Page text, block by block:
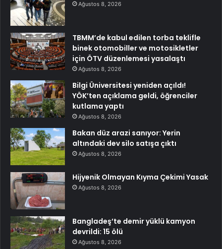
Ağustos 8, 2026
TBMM’de kabul edilen torba teklifle
binek otomobiller ve motosikletler
için ÖTV düzenlemesi yasalaştı
Ağustos 8, 2026
Bilgi Üniversitesi yeniden açıldı!
YÖK’ten açıklama geldi, öğrenciler
kutlama yaptı
Ağustos 8, 2026
Bakan düz arazi sanıyor: Yerin
altındaki dev silo satışa çıktı
Ağustos 8, 2026
Hijyenik Olmayan Kıyma Çekimi Yasak
Ağustos 8, 2026
Bangladeş’te demir yüklü kamyon
devrildi: 15 ölü
Ağustos 8, 2026